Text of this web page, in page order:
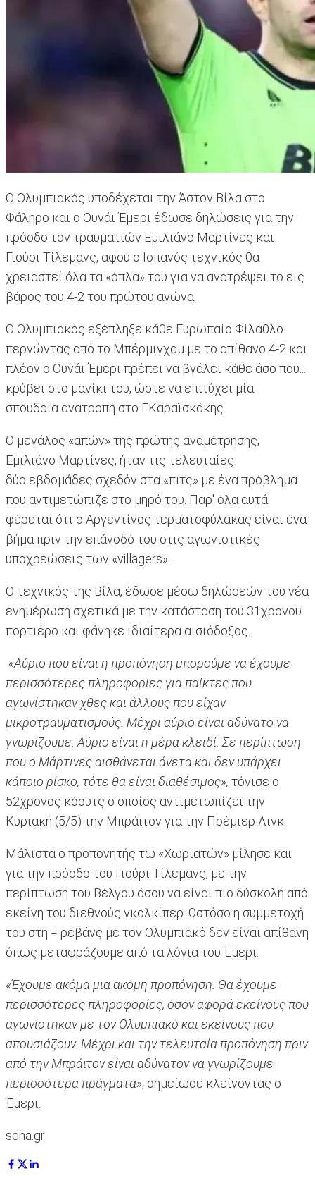
Ο Ολυμπιακός υποδέχεται την Άστον Βίλα στο
Φάληρο και ο Ουνάι Έμερι έδωσε δηλώσεις για την
πρόοδο τον τραυματιών Εμιλιάνο Μαρτίνες και
Γιούρι Τίλεμανς, αφού ο Iσπανός τεχνικός θα
χρειαστεί όλα τα «όπλα» του για να ανατρέψει το εις
βάρος του 4-2 του πρώτου αγώνα.
Ο Ολυμπιακός εξέπληξε κάθε Ευρωπαίο Φίλαθλο
περνώντας από το Μπέρμιγχαμ με το απίθανο 4-2 και
πλέον ο Ουνάι Έμερι πρέπει να βγάλει κάθε άσο που...
κρύβει στο μανίκι του, ώστε να επιτύχει μία
σπουδαία ανατροπή στο Γ.Καραϊσκάκης.
Ο μεγάλος «απών» της πρώτης αναμέτρησης,
Εμιλιάνο Μαρτίνες, ήταν τις τελευταίες
δύο εβδομάδες σχεδόν στα «πιτς» με ένα πρόβλημα
που αντιμετώπιζε στο μηρό του. Παρ' όλα αυτά
φέρεται ότι ο Αργεντίνος τερματοφύλακας είναι ένα
βήμα πριν την επάνοδό του στις αγωνιστικές
υποχρεώσεις των «villagers».
Ο τεχνικός της Βίλα, έδωσε μέσω δηλώσεών του νέα
ενημέρωση σχετικά με την κατάσταση του 31χρονου
πορτιέρο και φάνηκε ιδιαίτερα αισιόδοξος.
«Αύριο που είναι η προπόνηση μπορούμε να έχουμε
περισσότερες πληροφορίες για παίκτες που
αγωνίστηκαν χθες και άλλους που είχαν
μικροτραυματισμούς. Μέχρι αύριο είναι αδύνατο να
γνωρίζουμε. Αύριο είναι η μέρα κλειδί. Σε περίπτωση
που ο Μάρτινες αισθάνεται άνετα και δεν υπάρχει
κάποιο ρίσκο, τότε θα είναι διαθέσιμος», τόνισε ο
52χρονος κόουτς ο οποίος αντιμετωπίζει την
Κυριακή (5/5) την Μπράιτον για την Πρέμιερ Λιγκ.
Μάλιστα ο προπονητής τω «Χωριατών» μίλησε και
για την πρόοδο του Γιούρι Τίλεμανς, με την
περίπτωση του Βέλγου άσου να είναι πιο δύσκολη από
εκείνη του διεθνούς γκολκίπερ. Ωστόσο η συμμετοχή
του στη = ρεβάνς με τον Ολυμπιακό δεν είναι απίθανη
όπως μεταφράζουμε από τα λόγια του Έμερι.
«Έχουμε ακόμα μια ακόμη προπόνηση. Θα έχουμε
περισσότερες πληροφορίες, όσον αφορά εκείνους που
αγωνίστηκαν με τον Ολυμπιακό και εκείνους που
απουσιάζουν. Μέχρι και την τελευταία προπόνηση πριν
από την Μπράιτον είναι αδύνατον να γνωρίζουμε
περισσότερα πράγματα», σημείωσε κλείνοντας ο
Έμερι.
sdna.gr